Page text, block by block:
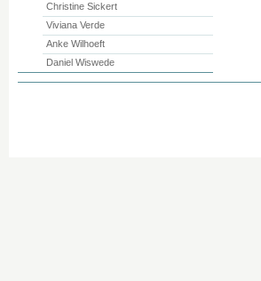
Christine Sickert
Viviana Verde
Anke Wilhoeft
Daniel Wiswede